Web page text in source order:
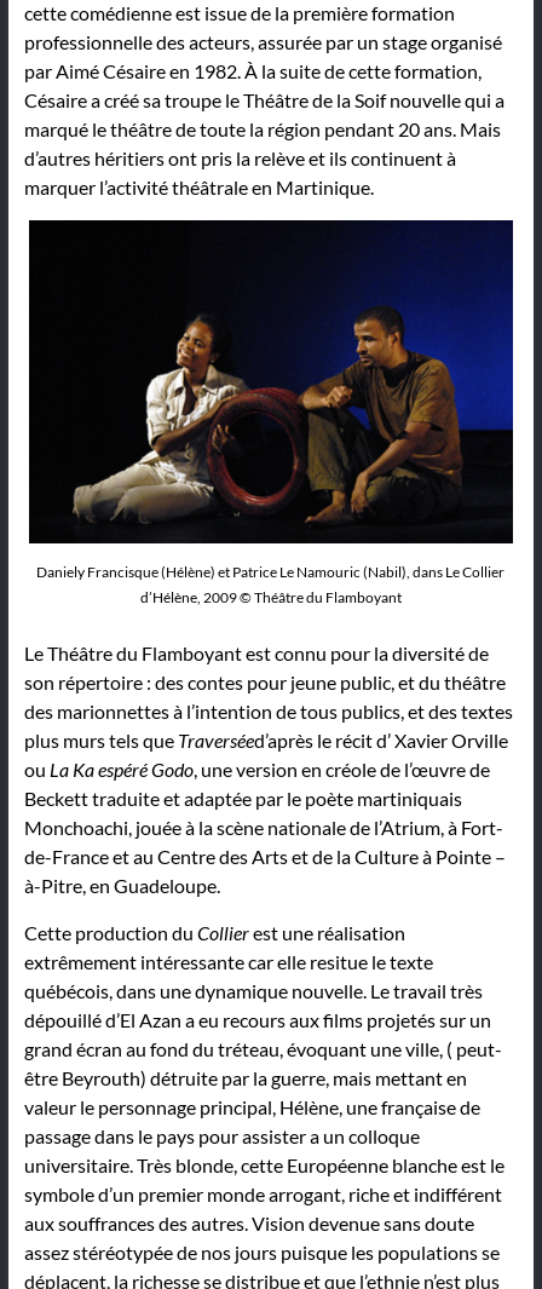
cette comédienne est issue de la première formation
professionnelle des acteurs, assurée par un stage organisé
par Aimé Césaire en 1982. À la suite de cette formation,
Césaire a créé sa troupe le Théâtre de la Soif nouvelle qui a
marqué le théâtre de toute la région pendant 20 ans. Mais
d’autres héritiers ont pris la relève et ils continuent à
marquer l’activité théâtrale en Martinique.
Daniely Francisque (Hélène) et Patrice Le Namouric (Nabil), dans Le Collier
d’Hélène, 2009 © Théâtre du Flamboyant
Le Théâtre du Flamboyant est connu pour la diversité de
son répertoire : des contes pour jeune public, et du théâtre
des marionnettes à l’intention de tous publics, et des textes
plus murs tels que Traverséed’après le récit d’ Xavier Orville
ou La Ka espéré Godo, une version en créole de l’œuvre de
Beckett traduite et adaptée par le poète martiniquais
Monchoachi, jouée à la scène nationale de l’Atrium, à Fort-
de-France et au Centre des Arts et de la Culture à Pointe –
à-Pitre, en Guadeloupe.
Cette production du Collierest une réalisation
extrêmement intéressante car elle resitue le texte
québécois, dans une dynamique nouvelle. Le travail très
dépouillé d’El Azan a eu recours aux films projetés sur un
grand écran au fond du tréteau, évoquant une ville, ( peut-
être Beyrouth) détruite par la guerre, mais mettant en
valeur le personnage principal, Hélène, une française de
passage dans le pays pour assister a un colloque
universitaire. Très blonde, cette Européenne blanche est le
symbole d’un premier monde arrogant, riche et indifférent
aux souffrances des autres. Vision devenue sans doute
assez stéréotypée de nos jours puisque les populations se
déplacent, la richesse se distribue et que l’ethnie n’est plus